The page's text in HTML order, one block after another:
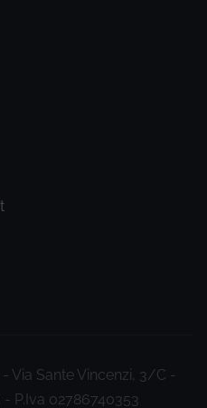
Via Sante Vincenzi, 3/C -
- P.Iva 02786740353